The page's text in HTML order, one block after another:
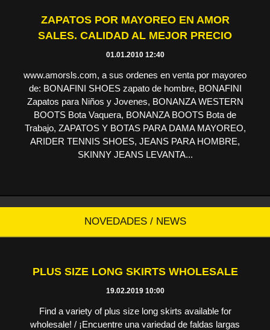
ZAPATOS POR MAYOREO EN AMOR
SALES. CALIDAD AL MEJOR PRECIO
01.01.2010 12:40
www.amorsls.com, a sus ordenes en venta por mayoreo
de: BONAFINI SHOES zapato de hombre, BONAFINI
Zapatos para Niños y Jovenes, BONANZA WESTERN
BOOTS Bota Vaquera, BONANZA BOOTS Bota de
Trabajo, ZAPATOS Y BOTAS PARA DAMA MAYOREO,
ARIDER TENNIS SHOES, JEANS PARA HOMBRE,
SKINNY JEANS LEVANTA...
NOVEDADES / NEWS
PLUS SIZE LONG SKIRTS WHOLESALE
19.02.2019 10:00
Find a variety of plus size long skirts available for
wholesale! / ¡Encuentre una variedad de faldas largas